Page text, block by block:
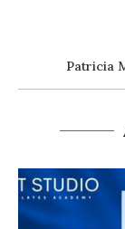
Patricia